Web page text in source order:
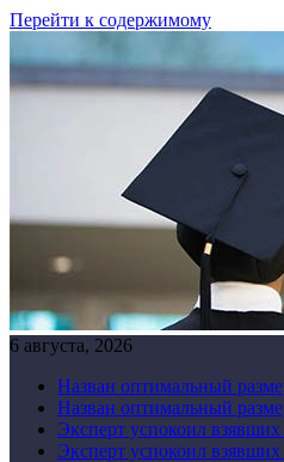
Перейти к содержимому
6 августа, 2026
Назван оптимальный
Назван оптимальный
Эксперт успокоил
Эксперт успокоил